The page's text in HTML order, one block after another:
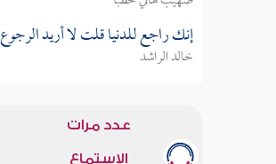
إنك راجع للدنيا قلت لا أريد الرجوع
خالد الراشد
عدد مرات
الاستماع